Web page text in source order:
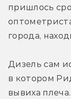
пришлось
города,
Дизель сам
в котором
вывиха